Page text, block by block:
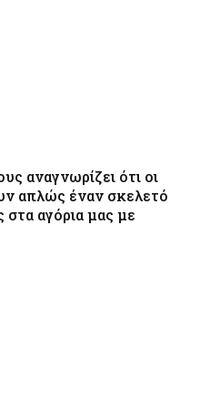
αναγνωρίζει ότι οι
απλώς έναν σκελετό
στα αγόρια μας με